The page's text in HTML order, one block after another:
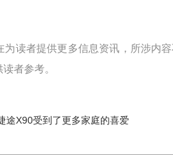
为读者提供更多信息资讯，所涉内
者参考。
途X90受到了更多家庭的喜爱